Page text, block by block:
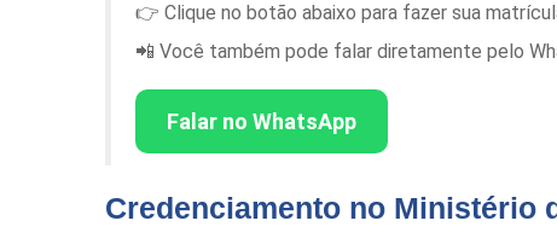
👉 Clique no botão abaixo para fazer sua
📲 Você também pode falar diretamente pelo
Falar no WhatsApp
Credenciamento no Ministério